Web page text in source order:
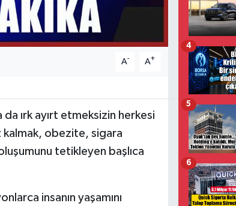
A- A+
ırk ayırt etmeksizin herkesi
obezite, sigara
oluşumunu tetikleyen başlıca
insanın yaşamını
4
5
6